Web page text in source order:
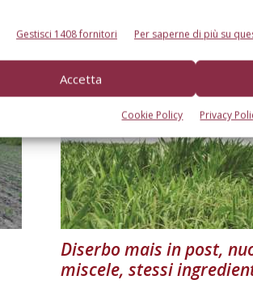
Gestisci 1408 fornitori Per saperne di più su
Accetta
Cookie Policy Privacy
anti-resistenza
Bagnacavallo - RA)
Diserbo mais in post,
miscele, stessi